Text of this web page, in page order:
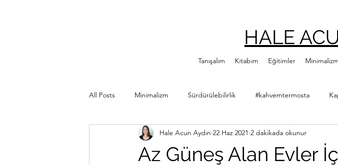
HALE
Tanışalım Kitabım Eğitimler Minimalizm
All Posts Minimalizm Sürdürülebilirlik #kahvemtermosta
Minimalist Seyahat İlham Verenler Minimalist Kitap Önerileri
Az Güneş Alan Evler
Hale Acun Aydın 22 Haz 2021 2 dakikada okunur